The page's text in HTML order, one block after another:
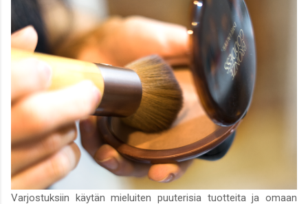
Varjostuksiin käytän mieluiten puuterisia tuotteita ja omaan